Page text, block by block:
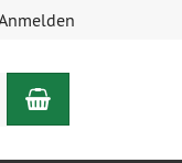
Warenkorb